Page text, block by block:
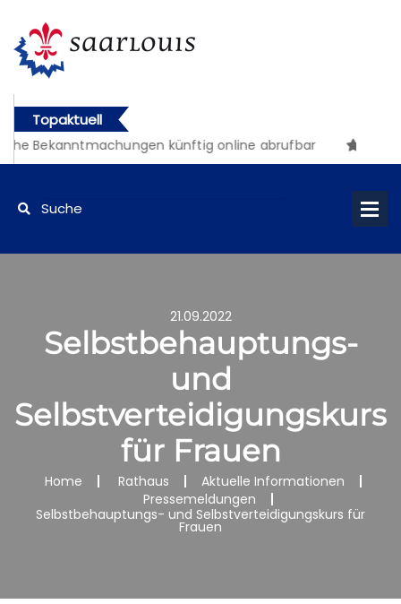
Topaktuell
Bekanntmachungen künftig online abrufbar
21.09.2022
Selbstbehauptungs-
und
Selbstverteidigungskurs
für Frauen
Home Rathaus
Aktuelle Informationen
Pressemeldungen
Selbstbehauptungs- und Selbstverteidigungskurs für
Frauen